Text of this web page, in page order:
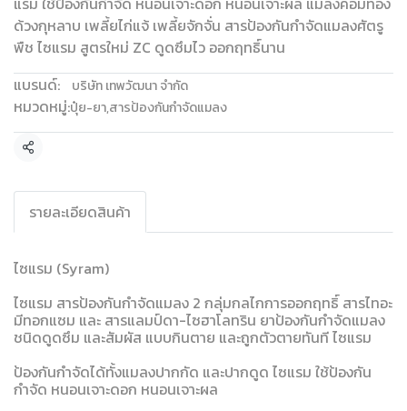
ด้วงกุหลาบ เพลี้ยไก่แจ้ เพลี้ยจักจั่น สารป้องกันกำจัดแมลงศัตรู
พืช ไซแรม สูตรใหม่ ZC ดูดซึมไว ออกฤทธิ์นาน
แบรนด์:
บริษัท เทพวัฒนา จำกัด
หมวดหมู่:ปุ๋ย-ยา,สารป้องกันกำจัดแมลง
แชร์
รายละเอียดสินค้า
ไซแรม (Syram)
ไซแรม สารป้องกันกำจัดแมลง 2 กลุ่มกลไกการออกฤทธิ์ สารไทอะ
มีทอกแซม และ สารแลมป์ดา-ไซฮาโลทริน ยาป้องกันกำจัดแมลง
ชนิดดูดซึม และสัมผัส แบบกินตาย และถูกตัวตายทันที ไซแรม
ป้องกันกำจัดได้ทั้งแมลงปากกัด และปากดูด ไซแรม ใช้ป้องกัน
กำจัด หนอนเจาะดอก หนอนเจาะผล